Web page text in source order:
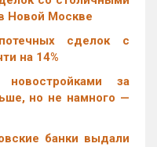
Новой Москве
сделок с
на 14%
за
но не намного —
банки выдали